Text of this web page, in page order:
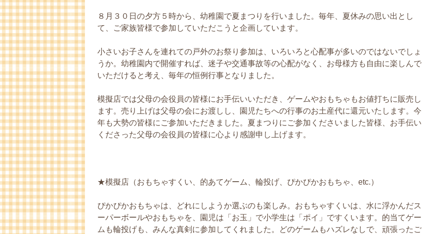
８月３０日の夕方５時から、幼稚園で夏まつりを行いました。毎年、夏休みの思い出とし
て、ご家族皆様で参加していただこうと企画しています。
小さいお子さんを連れての戸外のお祭り参加は、いろいろと心配事が多いのではないでしょ
うか。幼稚園内で開催すれば、迷子や交通事故等の心配がなく、お母様方も自由に楽しんで
いただけると考え、毎年の恒例行事となりました。
模擬店では父母の会役員の皆様にお手伝いいただき、ゲームやおもちゃもお値打ちに販売し
ます。売り上げは父母の会にお渡しし、園児たちへの行事のお土産代に還元いたします。今
年も大勢の皆様にご参加いただきました。夏まつりにご参加くださいました皆様、お手伝い
くださった父母の会役員の皆様に心より感謝申し上げます。
★模擬店（おもちゃすくい、的あてゲーム、輪投げ、ぴかぴかおもちゃ、etc.）
ぴかぴかおもちゃは、どれにしようか選ぶのも楽しみ。おもちゃすくいは、水に浮かんだス
ーパーボールやおもちゃを、園児は「お玉」で小学生は「ポイ」ですくいます。的当てゲー
ムも輪投げも、みんな真剣に参加してくれました。どのゲームもハズレなしで、頑張ったご